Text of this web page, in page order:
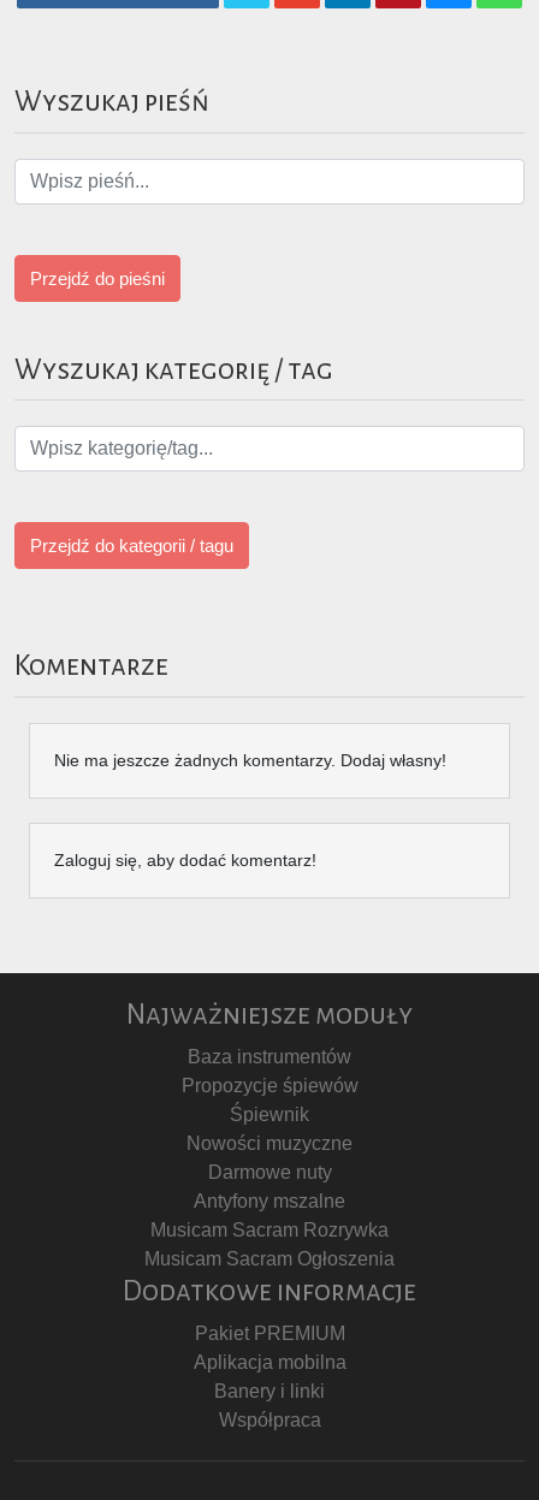
Wyszukaj pieśń
Przejdź do pieśni
Wyszukaj kategorię / tag
Przejdź do kategorii / tagu
Komentarze
Nie ma jeszcze żadnych komentarzy. Dodaj własny!
Zaloguj się, aby dodać komentarz!
Najważniejsze moduły
Baza instrumentów
Propozycje śpiewów
Śpiewnik
Nowości muzyczne
Darmowe nuty
Antyfony mszalne
Musicam Sacram Rozrywka
Musicam Sacram Ogłoszenia
Dodatkowe informacje
Pakiet PREMIUM
Aplikacja mobilna
Banery i linki
Współpraca